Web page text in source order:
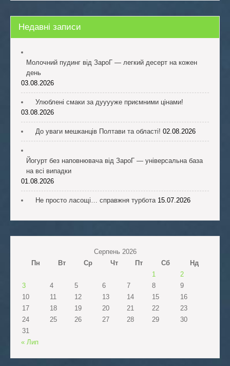
Недавні записи
Молочний пудинг від ЗароГ — легкий десерт на кожен
день
03.08.2026
Улюблені смаки за дууууже приємними цінами!
03.08.2026
До уваги мешканців Полтави та області! 02.08.2026
Йогурт без наповнювача від ЗароГ — універсальна база
на всі випадки
01.08.2026
Не просто ласощі… справжня турбота 15.07.2026
Серпень 2026
Пн
Вт Ср Чт Пт Сб
Нд
1
2
3
4 5 6 7 8
9
10
11 12 13 14 15
16
17
18 19 20 21 22
23
24
25 26 27 28 29
30
31
« Лип